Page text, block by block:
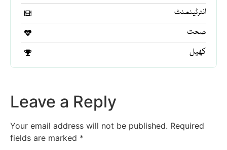
انٹرٹینمنٹ
صحت
کھیل
Leave a Reply
Your email address will not be published. Required
fields are marked *